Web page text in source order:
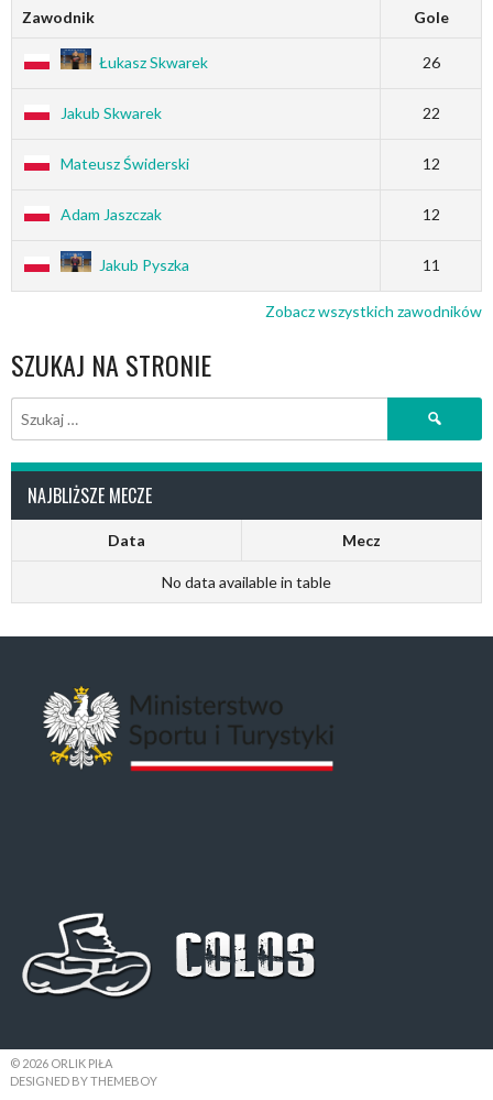
Zawodnik Gole
Łukasz Skwarek 26
Jakub Skwarek 22
Mateusz Świderski 12
Adam Jaszczak 12
Jakub Pyszka 11
Zobacz wszystkich zawodników
SZUKAJ NA STRONIE
Szukaj:
NAJBLIŻSZE MECZE
Data Mecz
No data available in table
© 2026 ORLIK PIŁA
DESIGNED BY THEMEBOY